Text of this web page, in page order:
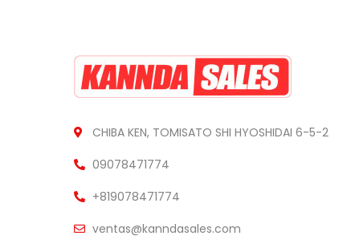
CHIBA KEN, TOMISATO SHI HYOSHIDAI 6-5-2
09078471774
+819078471774
ventas@kanndasales.com